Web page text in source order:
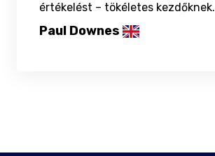
értékelést – tökéletes kezdőknek.
Paul Downes